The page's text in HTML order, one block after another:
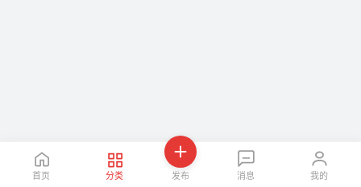
首页 分类 发布 消息 我的